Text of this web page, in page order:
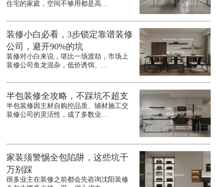
住宅的家庭，空间不够用都是高...
装修小白必看，3步锁定靠谱装修
公司，避开90%的坑
装修对小白来说，堪比一场渡劫，市场上
装修公司鱼龙混杂，低价诱饵、...
半包装修全攻略，不踩坑不超支
半包装修因主材自购控品质、辅材施工交
装修公司的灵活性，成了多数业...
家装须警惕全包陷阱，这些坑千
万别踩
很多业主在装修之前都会先咨询沈阳装修